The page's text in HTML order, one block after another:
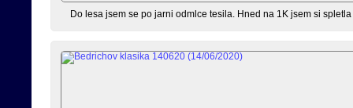
Do lesa jsem se po jarni odmlce tesila. Hned na 1K jsem si